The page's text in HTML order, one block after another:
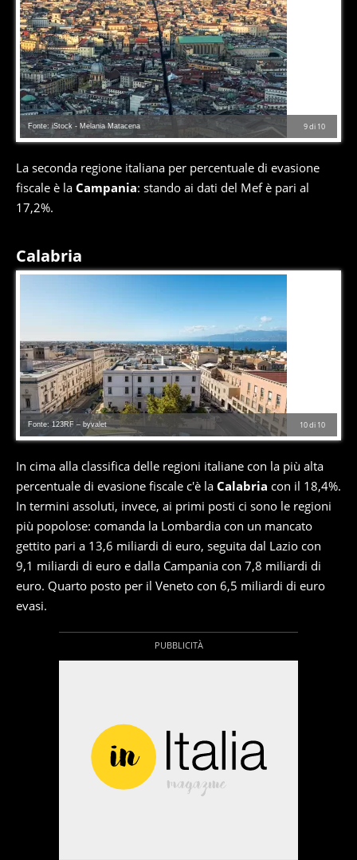
9di 10
Fonte: iStock - Melania Matacena
La seconda regione italiana per percentuale di evasione
fiscale è la Campania: stando ai dati del Mef è pari al
17,2%.
Calabria
10di 10
Fonte: 123RF – byvalet
In cima alla classifica delle regioni italiane con la più alta
percentuale di evasione fiscale c'è la Calabria con il 18,4%.
In termini assoluti, invece, ai primi posti ci sono le regioni
più popolose: comanda la Lombardia con un mancato
gettito pari a 13,6 miliardi di euro, seguita dal Lazio con
9,1 miliardi di euro e dalla Campania con 7,8 miliardi di
euro. Quarto posto per il Veneto con 6,5 miliardi di euro
evasi.